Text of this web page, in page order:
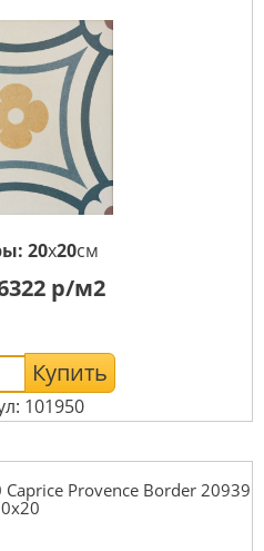
20x20см
р/м2
Купить
101950
Provence Border 20939